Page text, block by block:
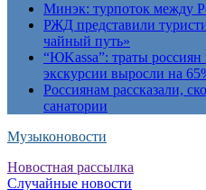
Минэк: турпоток между
РЖД представили
чайный путь»
“ЮKassa”: траты
экскурсии выросли на
Россиянам рассказали,
санатории
Музыконовости
Новостная рассылка
Случайные новости